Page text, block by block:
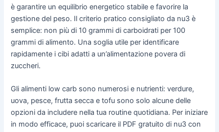
è garantire un equilibrio energetico stabile e favorire la
gestione del peso. Il criterio pratico consigliato da nu3 è
semplice: non più di 10 grammi di carboidrati per 100
grammi di alimento. Una soglia utile per identificare
rapidamente i cibi adatti a un’alimentazione povera di
zuccheri.
Gli alimenti low carb sono numerosi e nutrienti: verdure,
uova, pesce, frutta secca e tofu sono solo alcune delle
opzioni da includere nella tua routine quotidiana. Per iniziare
in modo efficace, puoi scaricare il PDF gratuito di nu3 con